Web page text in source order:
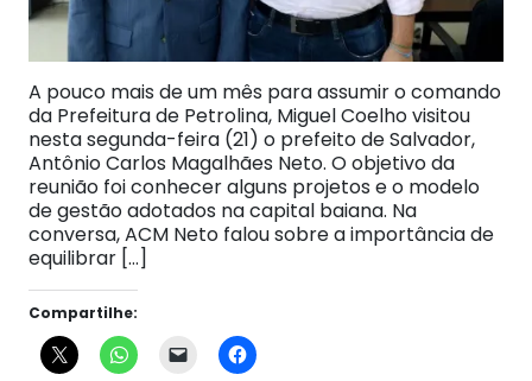
A pouco mais de um mês para assumir o comando
da Prefeitura de Petrolina, Miguel Coelho visitou
nesta segunda-feira (21) o prefeito de Salvador,
Antônio Carlos Magalhães Neto. O objetivo da
reunião foi conhecer alguns projetos e o modelo
de gestão adotados na capital baiana. Na
conversa, ACM Neto falou sobre a importância de
equilibrar […]
Compartilhe: